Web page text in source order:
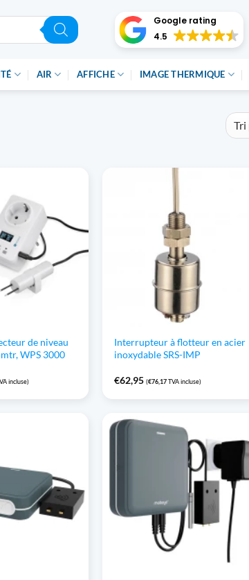
Google rating
4.5
AIR AFFICHE IMAGE THERMIQUE
de niveau
WPS 3000
incluse)
Interrupteur à flotteur en acier
inoxydable SRS-IMP
€62,95 (€76,17TVA incluse)